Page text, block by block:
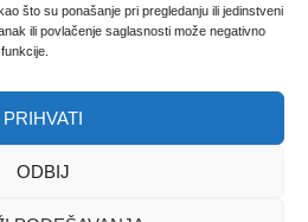
što su ponašanje pri pregledanju ili jedinstveni
ili povlačenje saglasnosti može negativno
PRIHVATI
ODBIJ